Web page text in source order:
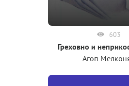
603
Греховно и
Агоп